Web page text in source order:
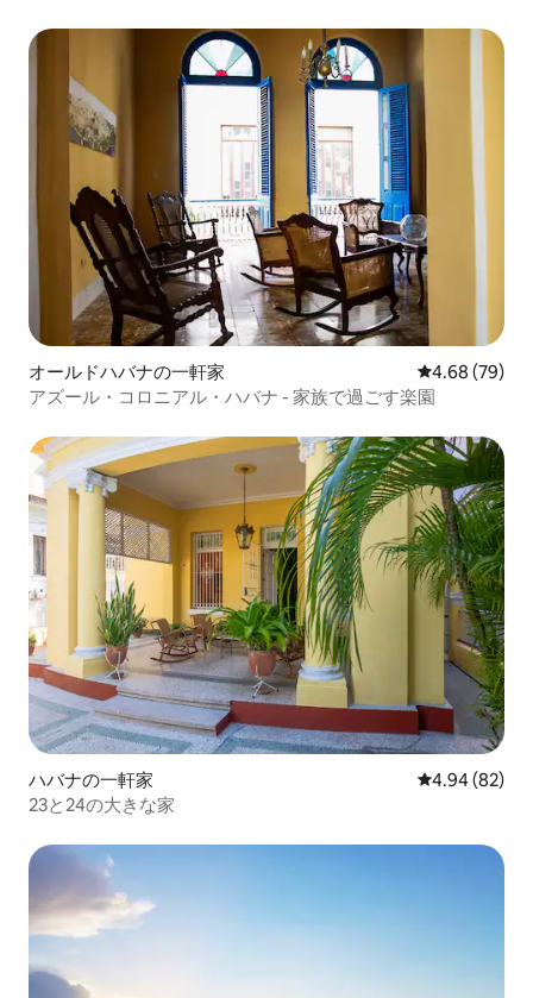
オールドハバナの一軒家 レビュー79
4.68 (79)
アズール・コロニアル・ハバナ - 家族で過ごす楽園
ハバナの一軒家 レビュー82
4.94 (82)
23と24の大きな家